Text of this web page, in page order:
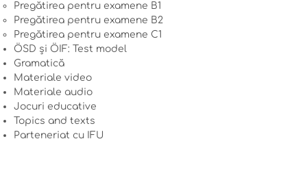
Pregătirea pentru examene B1
Pregătirea pentru examene B2
Pregătirea pentru examene C1
ÖSD și ÖIF: Test model
Gramatică
Materiale video
Materiale audio
Jocuri educative
Topics and texts
Parteneriat cu IFU